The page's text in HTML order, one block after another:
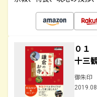
０１
十三
御朱印